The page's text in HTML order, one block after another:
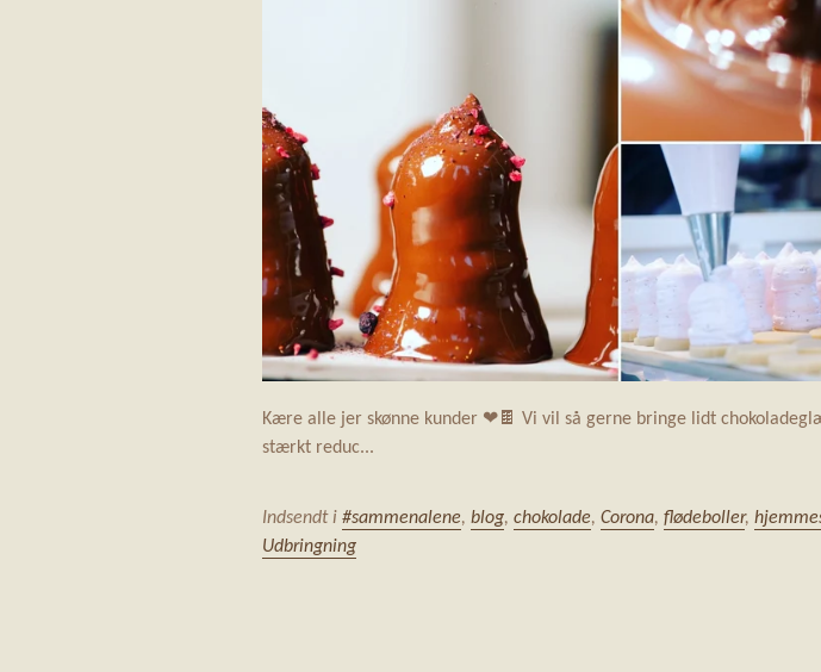
Kære alle jer skønne kunder ❤🍫 Vi vil så gerne bringe lidt
stærkt reduc...
Indsendt i#sammenalene,blog,chokolade,Corona,flødeboller,
Udbringning